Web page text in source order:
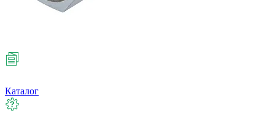
Каталог